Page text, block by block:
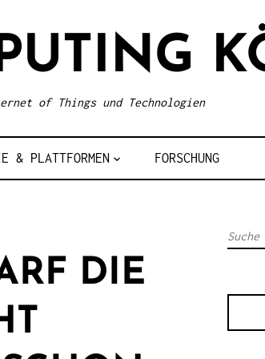
of Things und Technologien
& PLATTFORMEN FORSCHUNG
DIE
S